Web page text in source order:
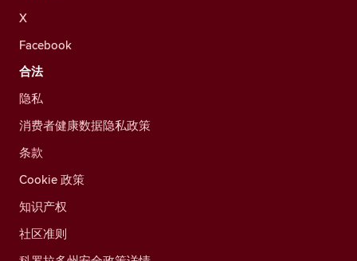
X
Facebook
合法
隐私
消费者健康数据隐私政策
条款
Cookie 政策
知识产权
社区准则